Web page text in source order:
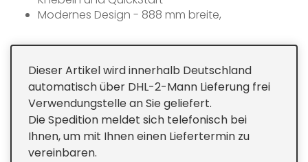
Modernes Design - 888 mm breite,
Besonders flexibel - 5 Brenner inkl. 1 Dual-Wok
Einfache Reinigung - Spülertaugliche
ComfortClean-Topfträger
Dieser Artikel wird innerhalb Deutschland
automatisch über DHL-2-Mann Lieferung frei
Verwendungstelle an Sie geliefert.
Die Spedition meldet sich telefonisch bei
Ihnen, um mit Ihnen einen Liefertermin zu
vereinbaren.